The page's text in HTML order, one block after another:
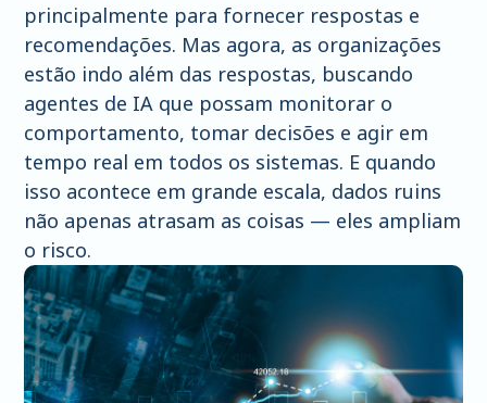
principalmente para fornecer respostas e
recomendações. Mas agora, as organizações
estão indo além das respostas, buscando
agentes de IA que possam monitorar o
comportamento, tomar decisões e agir em
tempo real em todos os sistemas. E quando
isso acontece em grande escala, dados ruins
não apenas atrasam as coisas — eles ampliam
o risco.